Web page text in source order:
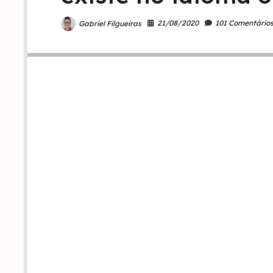
Gabriel Filgueiras 21/08/2020 101